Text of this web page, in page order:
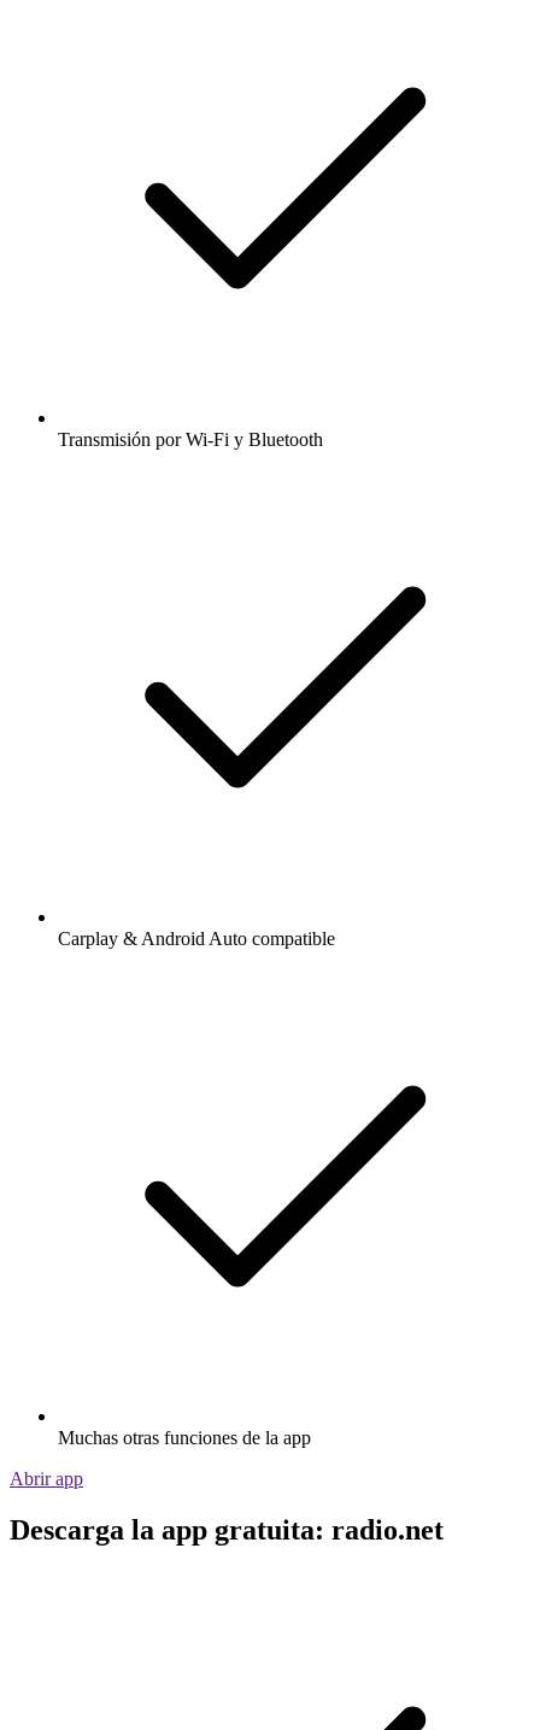
Transmisión por Wi-Fi y Bluetooth
Carplay & Android Auto compatible
Muchas otras funciones de la app
Abrir app
Descarga la app gratuita: radio.net